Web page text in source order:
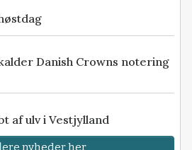
Danish Crowns notering
af ulv i Vestjylland